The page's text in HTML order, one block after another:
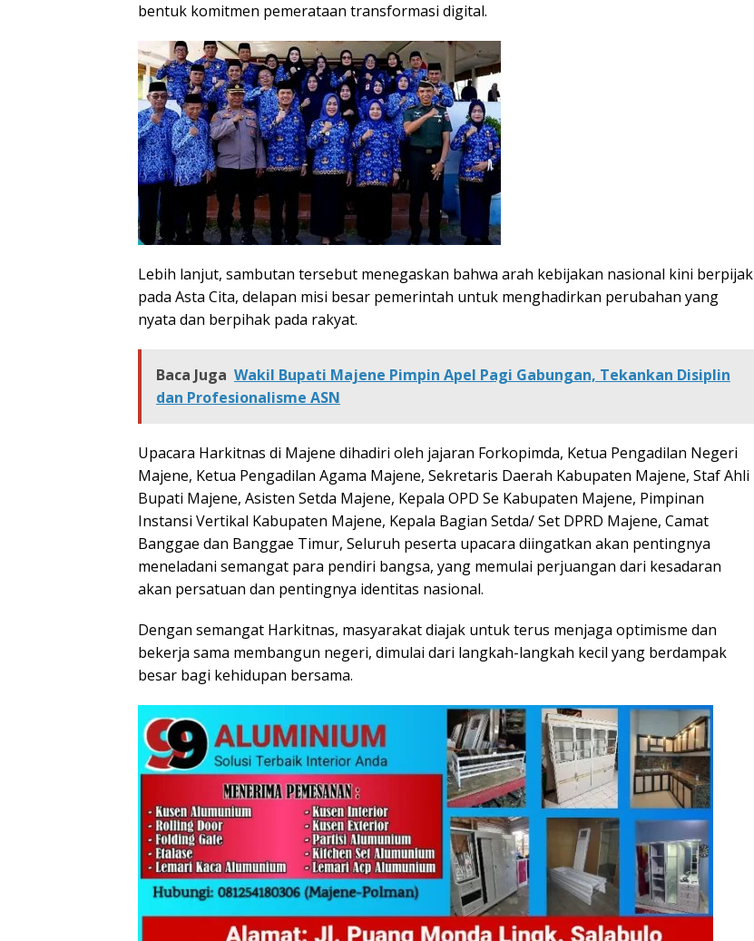
bentuk komitmen pemerataan transformasi digital.
Lebih lanjut, sambutan tersebut menegaskan bahwa arah kebijakan nasional kini berpijak
pada Asta Cita, delapan misi besar pemerintah untuk menghadirkan perubahan yang
nyata dan berpihak pada rakyat.
Baca Juga Wakil Bupati Majene Pimpin Apel Pagi Gabungan, Tekankan Disiplin
dan Profesionalisme ASN
Upacara Harkitnas di Majene dihadiri oleh jajaran Forkopimda, Ketua Pengadilan Negeri
Majene, Ketua Pengadilan Agama Majene, Sekretaris Daerah Kabupaten Majene, Staf Ahli
Bupati Majene, Asisten Setda Majene, Kepala OPD Se Kabupaten Majene, Pimpinan
Instansi Vertikal Kabupaten Majene, Kepala Bagian Setda/ Set DPRD Majene, Camat
Banggae dan Banggae Timur, Seluruh peserta upacara diingatkan akan pentingnya
meneladani semangat para pendiri bangsa, yang memulai perjuangan dari kesadaran
akan persatuan dan pentingnya identitas nasional.
Dengan semangat Harkitnas, masyarakat diajak untuk terus menjaga optimisme dan
bekerja sama membangun negeri, dimulai dari langkah-langkah kecil yang berdampak
besar bagi kehidupan bersama.